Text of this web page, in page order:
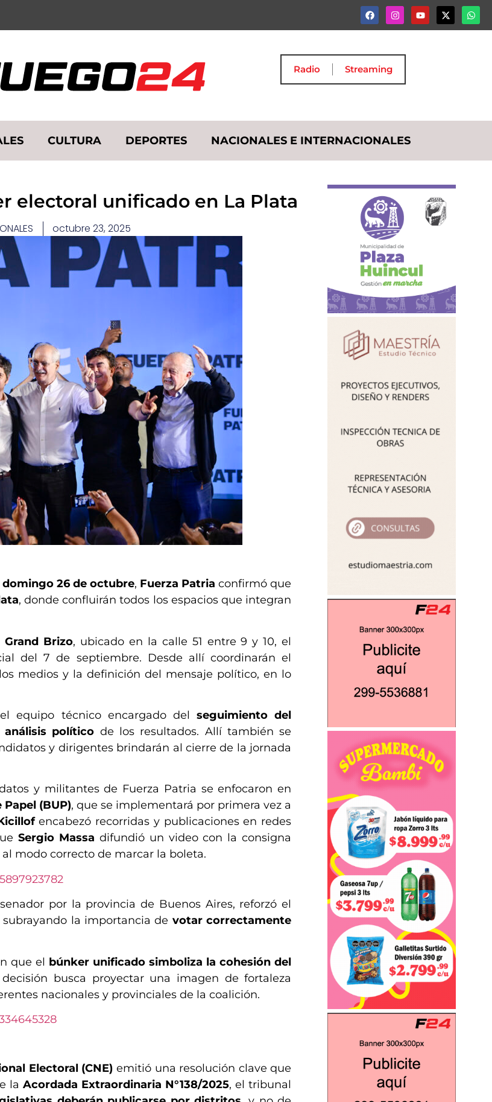
Radio Streaming
CULTURA DEPORTES NACIONALES E INTERNACIONALES
electoral unificado en La Plata
octubre 23, 2025
26 de octubre, Fuerza Patria confirmó que
, donde confluirán todos los espacios que integran
Grand Brizo, ubicado en la calle 51 entre 9 y 10, el
del 7 de septiembre. Desde allí coordinarán el
medios y la definición del mensaje político, en lo
equipo técnico encargado delseguimiento del
análisis político de los resultados. Allí también se
y dirigentes brindarán al cierre de la jornada
y militantes de Fuerza Patria se enfocaron en
(BUP), que se implementará por primera vez a
encabezó recorridas y publicaciones en redes
Sergio Massa difundió un video con la consigna
al modo correcto de marcar la boleta.
por la provincia de Buenos Aires, reforzó el
la importancia de votar correctamente
que el búnker unificado simboliza la cohesión del
busca proyectar una imagen de fortaleza
nacionales y provinciales de la coalición.
Electoral (CNE) emitió una resolución clave que
la Acordada Extraordinaria N°138/2025, el tribunal